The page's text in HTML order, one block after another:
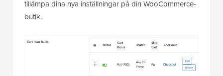
tillämpa dina nya inställningar på din WooCommerce-
butik.